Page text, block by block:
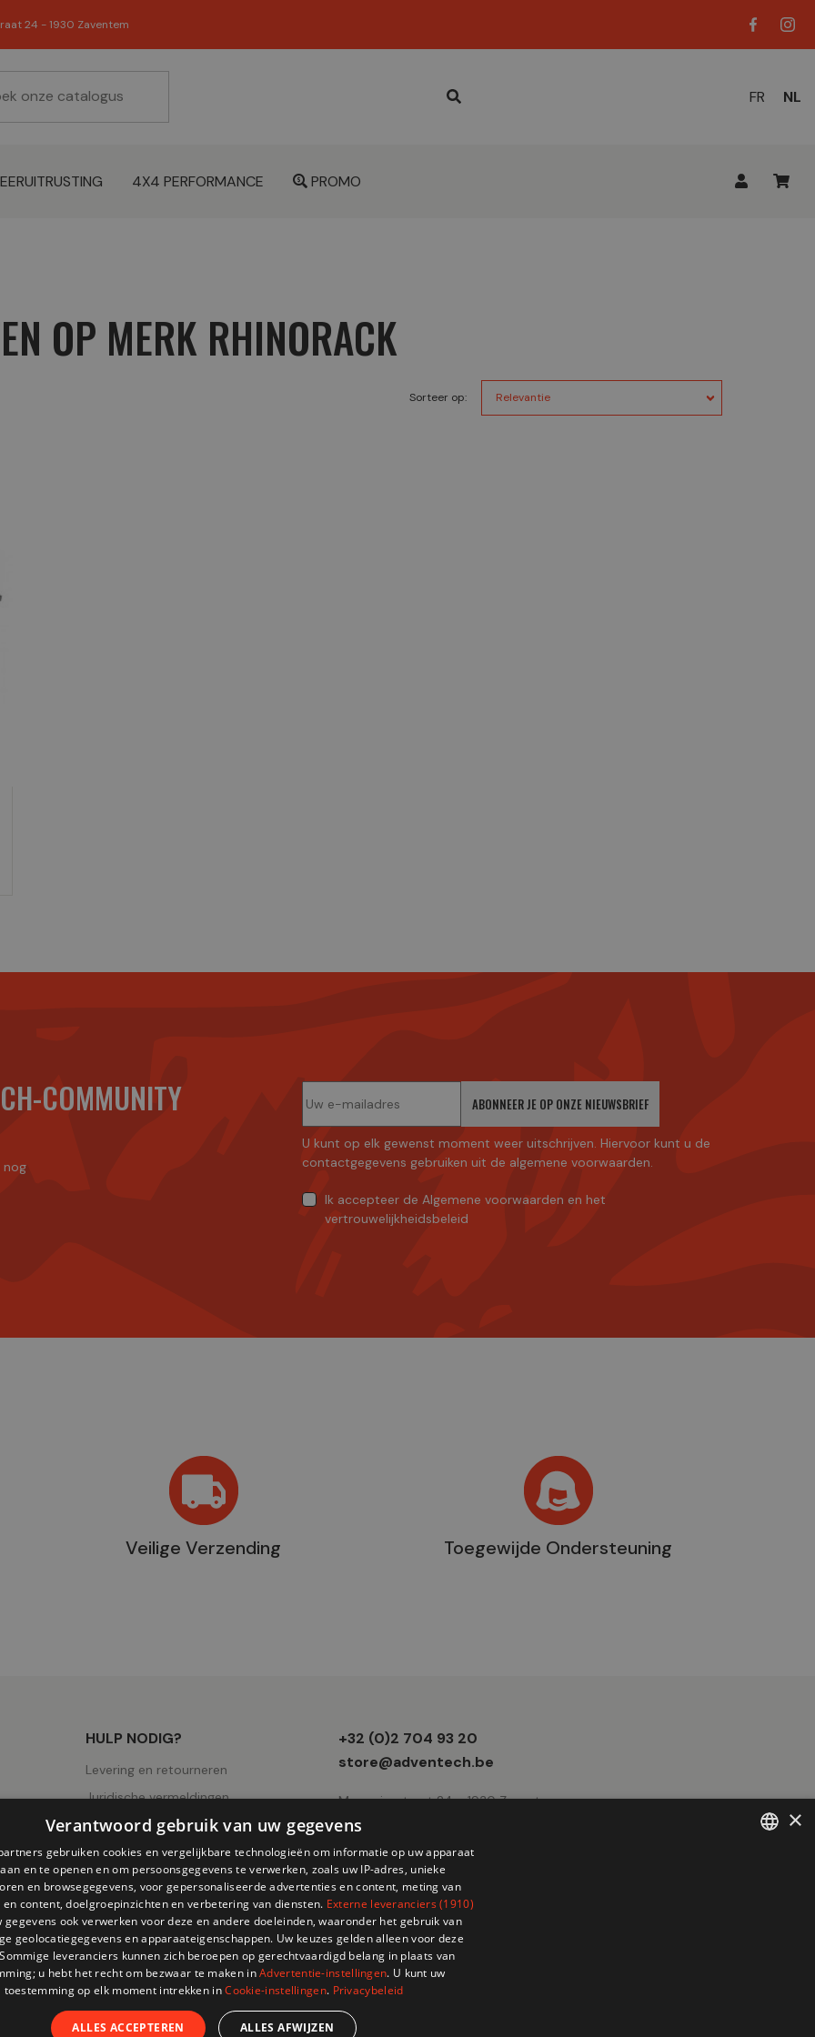
24 - 1930 Zaventem
FR NL
4X4 PERFORMANCE PROMO
OP MERK RHINORACK
Sorteer op:
COMMUNITY
nog
ABONNEER JE OP ONZE NIEUWSBRIEF
U kunt op elk gewenst moment weer uitschrijven. Hiervoor kunt u de
contactgegevens gebruiken uit de algemene voorwaarden.
Ik accepteer de Algemene voorwaarden en het
vertrouwelijkheidsbeleid
Veilige Verzending Toegewijde Ondersteuning
HULP NODIG?
Levering en retourneren
Juridische vermeldingen
Gebruiksvoorwaarden
AVV
Cookies pagina
Privacy
Winkel
informatie
+32 (0)2 704 93 20
store@adventech.be
Mercuriusstraat 24 - 1930 Zaventem
×
Verantwoord gebruik van uw gegevens
gebruiken cookies en vergelijkbare technologieën om informatie op uw apparaat
en te openen en om persoonsgegevens te verwerken, zoals uw IP-adres, unieke
en browsegegevens, voor gepersonaliseerde advertenties en content, meting van
content, doelgroepinzichten en verbetering van diensten. Externe leveranciers (1910)
gegevens ook verwerken voor deze en andere doeleinden, waaronder het gebruik van
geolocatiegegevens en apparaateigenschappen. Uw keuzes gelden alleen voor deze
leveranciers kunnen zich beroepen op gerechtvaardigd belang in plaats van
u hebt het recht om bezwaar te maken inAdvertentie-instellingen. U kunt uw
toestemming op elk moment intrekken inCookie-instellingen. Privacybeleid
ALLES ACCEPTEREN ALLES AFWIJZEN